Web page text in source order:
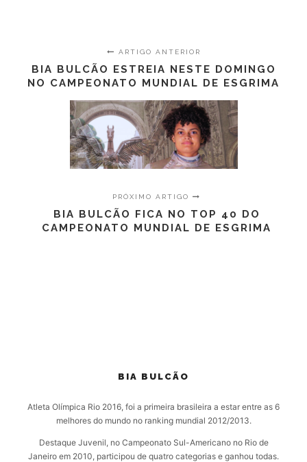
ARTIGO ANTERIOR
BIA BULCÃO ESTREIA NESTE DOMINGO
NO CAMPEONATO MUNDIAL DE ESGRIMA
PRÓXIMO ARTIGO
BIA BULCÃO FICA NO TOP 40 DO
CAMPEONATO MUNDIAL DE ESGRIMA
BIA BULCÃO
Atleta Olímpica Rio 2016, foi a primeira brasileira a estar entre as 6
melhores do mundo no ranking mundial 2012/2013.
Destaque Juvenil, no Campeonato Sul-Americano no Rio de
Janeiro em 2010, participou de quatro categorias e ganhou todas.